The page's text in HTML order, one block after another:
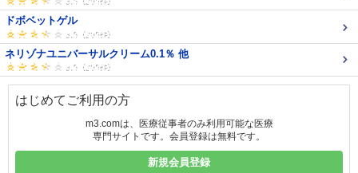
ドボベットゲル
ネリゾナユニバーサルクリーム0.1％ 他
はじめてご利用の方
m3.comは、医療従事者のみ利用可能な医療
専門サイトです。会員登録は無料です。
新規会員登録